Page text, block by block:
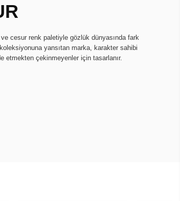
cesur renk paletiyle gözlük dünyasında fark
yansıtan marka, karakter sahibi
çekinmeyenler için tasarlanır.